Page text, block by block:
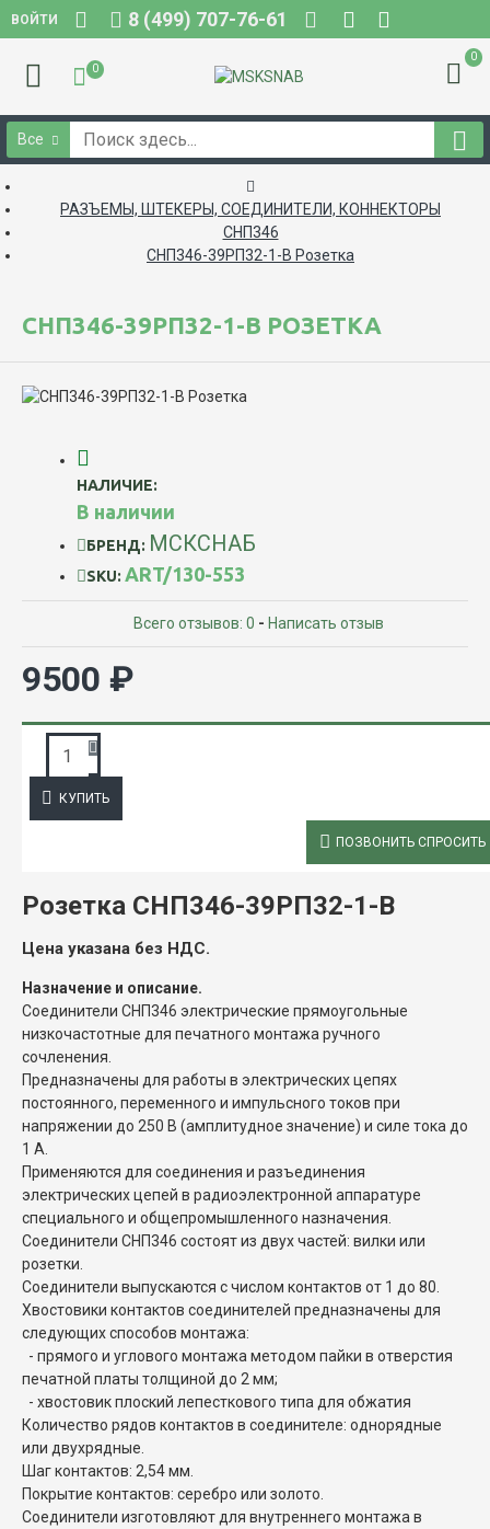
ВОЙТИ 8 (499) 707-76-61
0
0
Все
РАЗЪЕМЫ, ШТЕКЕРЫ, СОЕДИНИТЕЛИ, КОННЕКТОРЫ
СНП346
СНП346-39РП32-1-В Розетка
СНП346-39РП32-1-В РОЗЕТКА
НАЛИЧИЕ:
В наличии
БРЕНД: МСКСНАБ
SKU: ART/130-553
Всего отзывов: 0 - Написать отзыв
9500 ₽
КУПИТЬ
ПОЗВОНИТЬ СПРОСИТЬ
Розетка СНП346-39РП32-1-В
Цена указана без НДС.
Назначение и описание.
Соединители СНП346 электрические прямоугольные
низкочастотные для печатного монтажа ручного
сочленения.
Предназначены для работы в электрических цепях
постоянного, переменного и импульсного токов при
напряжении до 250 В (амплитудное значение) и силе тока до
1 А.
Применяются для соединения и разъединения
электрических цепей в радиоэлектронной аппаратуре
специального и общепромышленного назначения.
Соединители СНП346 состоят из двух частей: вилки или
розетки.
Соединители выпускаются с числом контактов от 1 до 80.
Хвостовики контактов соединителей предназначены для
следующих способов монтажа:
- прямого и углового монтажа методом пайки в отверстия
печатной платы толщиной до 2 мм;
- хвостовик плоский лепесткового типа для обжатия
Количество рядов контактов в соединителе: однорядные
или двухрядные.
Шаг контактов: 2,54 мм.
Покрытие контактов: серебро или золото.
Соединители изготовляют для внутреннего монтажа в